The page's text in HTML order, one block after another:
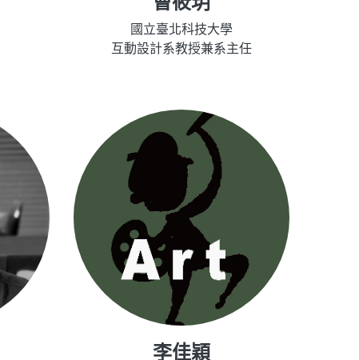
國立臺北科技大學
互動設計系教授兼系主任
李佳穎